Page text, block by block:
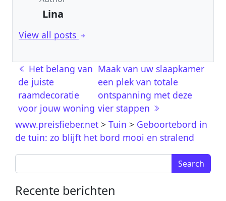
Lina
View all posts
Berichtnavigatie
Het belang van
de juiste
raamdecoratie
voor jouw woning
Maak van uw slaapkamer
een plek van totale
ontspanning met deze
vier stappen
www.preisfieber.net > Tuin > Geboortebord in
de tuin: zo blijft het bord mooi en stralend
Search for:
Recente berichten